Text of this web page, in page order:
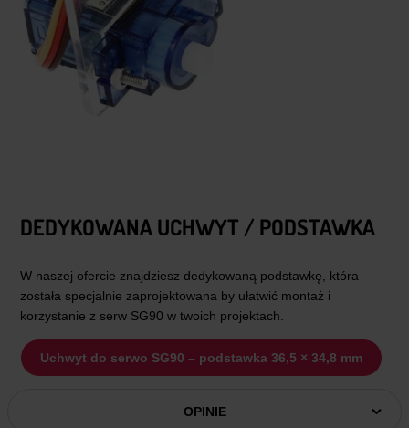
DEDYKOWANA UCHWYT/ PODSTAWKA
W naszej ofercie znajdziesz dedykowaną podstawkę, która
została specjalnie zaprojektowana by ułatwić montaż i
korzystanie z serw SG90 w twoich projektach.
Uchwyt do serwo SG90 – podstawka 36,5 × 34,8 mm
OPINIE